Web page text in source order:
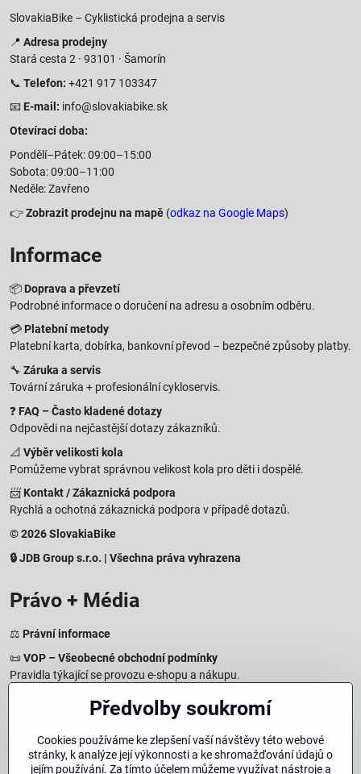
SlovakiaBike – Cyklistická prodejna a servis
📍 Adresa prodejny
Stará cesta 2 · 93101 · Šamorín
📞 Telefon: +421 917 103347
📧 E-mail: info@slovakiabike.sk
Otevírací doba:
Pondělí–Pátek: 09:00–15:00
Sobota: 09:00–11:00
Neděle: Zavřeno
👉Zobrazit prodejnu na mapě (odkaz na Google Maps)
Informace
📦 Doprava a převzetí
Podrobné informace o doručení na adresu a osobním odběru.
💳 Platební metody
Platební karta, dobírka, bankovní převod – bezpečné způsoby platby.
🔧 Záruka a servis
Tovární záruka + profesionální cykloservis.
❓ FAQ – Často kladené dotazy
Odpovědi na nejčastější dotazy zákazníků.
📐 Výběr velikosti kola
Pomůžeme vybrat správnou velikost kola pro děti i dospělé.
📨 Kontakt / Zákaznická podpora
Rychlá a ochotná zákaznická podpora v případě dotazů.
© 2026 SlovakiaBike
🔒 JDB Group s.r.o. | Všechna práva vyhrazena
Právo + Média
⚖️ Právní informace
📜VOP – Všeobecné obchodní podmínky
Pravidla týkající se provozu e-shopu a nákupu.
Zásady zpracování osobních údajů
Jak chráníme a zpracováváme vaše osobní údaje.
Informace o cookies
Informace o používaných cookies a zpracování údajů na webu.
Předvolby soukromí
Cookies používáme ke zlepšení vaší návštěvy této webové
stránky, k analýze její výkonnosti a ke shromažďování údajů o
jejím používání. Za tímto účelem můžeme využívat nástroje a